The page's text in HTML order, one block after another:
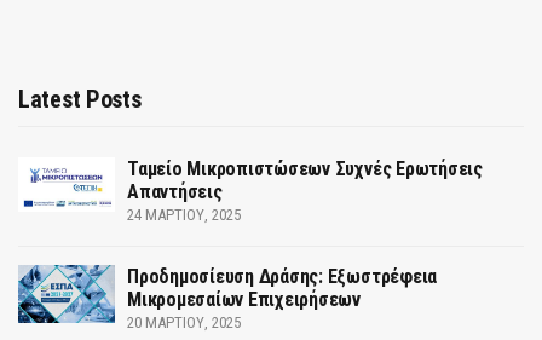
Latest Posts
Ταμείο Μικροπιστώσεων Συχνές Ερωτήσεις
Απαντήσεις
24 ΜΑΡΤΊΟΥ, 2025
Προδημοσίευση Δράσης: Εξωστρέφεια
Μικρομεσαίων Επιχειρήσεων
20 ΜΑΡΤΊΟΥ, 2025